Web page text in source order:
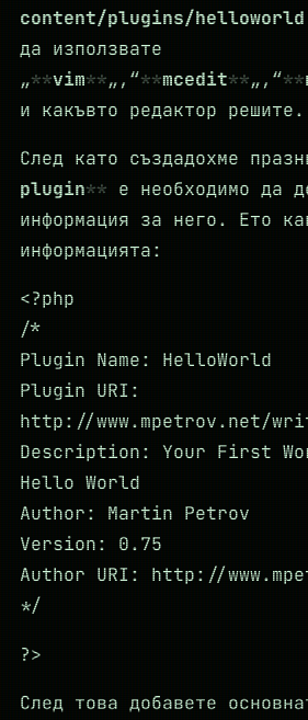
content/plugins/
да използвате
„
vim „,“ mcedit „,“
и какъвто редактор решите.
След като създадохме
plugin
е необходимо да
информация за него. Ето
информацията:
<?php
/*
Plugin Name: HelloWorld
Plugin URI:
http://www.mpetrov.net/
Description: Your First
Hello World
Author: Martin Petrov
Version: 0.75
Author URI: http://
*/
?>
След това добавете